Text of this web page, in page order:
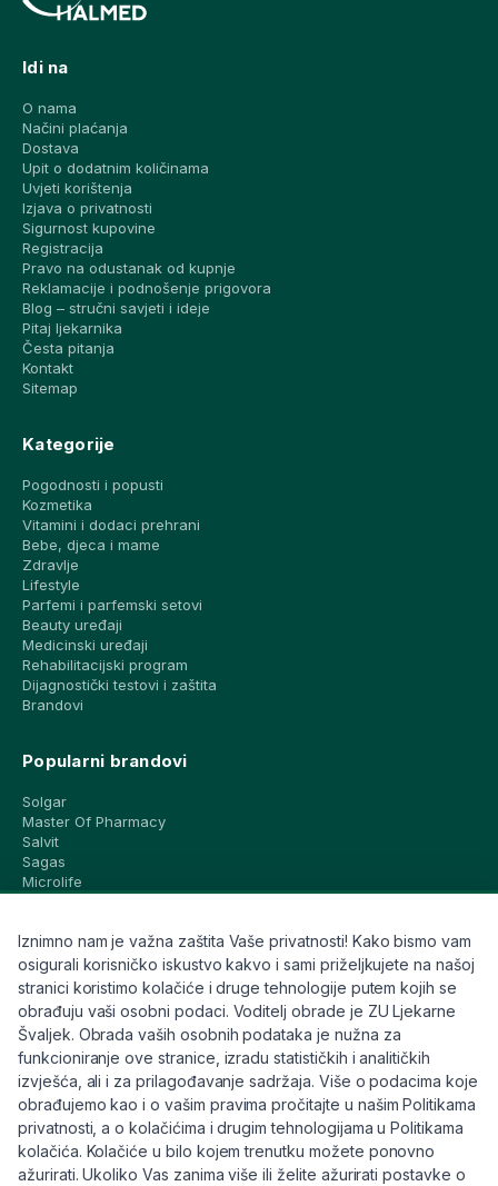
Idi na
O nama
Načini plaćanja
Dostava
Upit o dodatnim količinama
Uvjeti korištenja
Izjava o privatnosti
Sigurnost kupovine
Registracija
Pravo na odustanak od kupnje
Reklamacije i podnošenje prigovora
Blog – stručni savjeti i ideje
Pitaj ljekarnika
Česta pitanja
Kontakt
Sitemap
Kategorije
Pogodnosti i popusti
Kozmetika
Vitamini i dodaci prehrani
Bebe, djeca i mame
Zdravlje
Lifestyle
Parfemi i parfemski setovi
Beauty uređaji
Medicinski uređaji
Rehabilitacijski program
Dijagnostički testovi i zaštita
Brandovi
Popularni brandovi
Solgar
Master Of Pharmacy
Salvit
Sagas
Microlife
CeraVe
Eucerin
Avene
Bioderma
Svi brandovi
Info
Trebate pomoć ili imate pitanja?
+385 91 6191 901
Iznimno nam je važna zaštita Vaše privatnosti! Kako bismo vam
osigurali korisničko iskustvo kakvo i sami priželjkujete na našoj
stranici koristimo kolačiće i druge tehnologije putem kojih se
obrađuju vaši osobni podaci. Voditelj obrade je ZU Ljekarne
Švaljek. Obrada vaših osobnih podataka je nužna za
funkcioniranje ove stranice, izradu statističkih i analitičkih
izvješća, ali i za prilagođavanje sadržaja. Više o podacima koje
obrađujemo kao i o vašim pravima pročitajte u našim Politikama
privatnosti, a o kolačićima i drugim tehnologijama u Politikama
kolačića. Kolačiće u bilo kojem trenutku možete ponovno
ažurirati. Ukoliko Vas zanima više ili želite ažurirati postavke o